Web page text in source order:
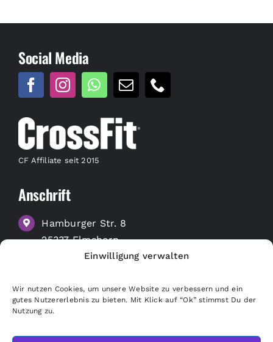
Einwilligung verwalten
Wir nutzen Cookies, um unsere Website zu verbessern und ein
gutes Nutzererlebnis zu bieten. Mit Klick auf “Ok” stimmst Du der
Nutzung zu.
Social Media
CF Affiliate seit 2015
Anschrift
Hamburger Str. 8
25337 Elmshorn
Nützliche Links